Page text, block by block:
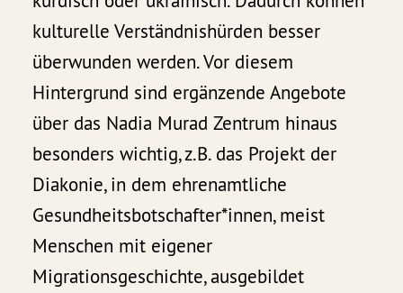
kulturelle Verständnishürden besser
überwunden werden. Vor diesem
Hintergrund sind ergänzende Angebote
über das Nadia Murad Zentrum hinaus
besonders wichtig, z.B. das Projekt der
Diakonie, in dem ehrenamtliche
Gesundheitsbotschafter*innen, meist
Menschen mit eigener
Migrationsgeschichte, ausgebildet